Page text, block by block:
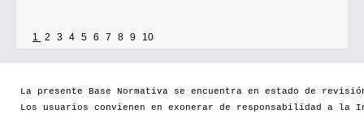
1 2 3 4 5 6 7 8 9 10
La presente Base Normativa se encuentra en estado de
Los usuarios convienen en exonerar de responsabilidad a la